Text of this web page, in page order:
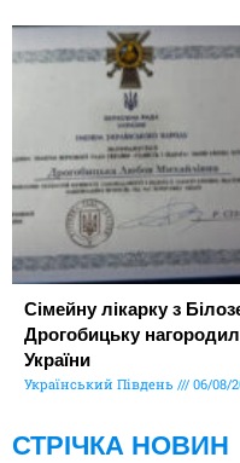
Сімейну лікарку з
Дрогобицьку
України
Український Південь 06/08/
СТРІЧКА НОВИН